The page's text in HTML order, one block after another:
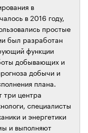
в
в 2016 году,
простые
был разработан
функции
добывающих и
добычи и
плана.
три центра
специалисты
и энергетики
и выполняют